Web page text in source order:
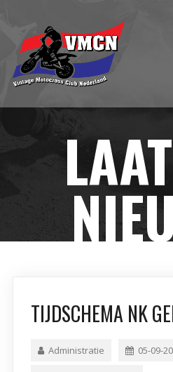
TIJDSCHEMA NK
Administratie 05-09-